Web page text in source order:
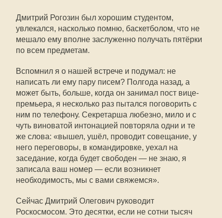
Дмитрий Рогозин был хорошим студентом,
увлекался, насколько помню, баскетболом, что не
мешало ему вполне заслуженно получать пятёрки
по всем предметам.
Вспомнил я о нашей встрече и подумал: не
написать ли ему пару писем? Полгода назад, а
может быть, больше, когда он занимал пост вице-
премьера, я несколько раз пытался поговорить с
ним по телефону. Секретарша любезно, мило и с
чуть виноватой интонацией повторяла одни и те
же слова: «вышел, ушёл, проводит совещание, у
него переговоры, в командировке, уехал на
заседание, когда будет свободен — не знаю, я
записала ваш номер — если возникнет
необходимость, мы с вами свяжемся».
Сейчас Дмитрий Олегович руководит
Роскосмосом. Это десятки, если не сотни тысяч